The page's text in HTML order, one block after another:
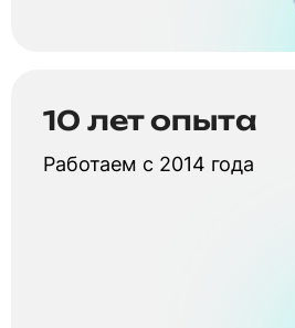
10 лет опыта
Работаем с 2014 года